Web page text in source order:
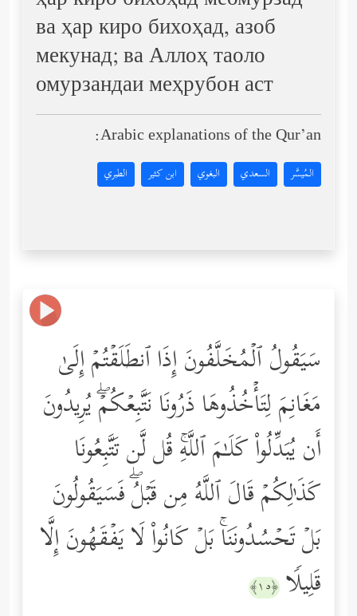
ва ҳар киро бихоҳад, азоб
мекунад; ва Аллоҳ таоло
омурзандаи меҳрубон аст
Arabic explanations of the Qur’an:
المُيسَّر السعدي البغوي ابن كثير الطبري
سَیَقُولُ ٱلۡمُخَلَّفُونَ إِذَا ٱنطَلَقۡتُمۡ إِلَىٰ
مَغَانِمَ لِتَأۡخُذُوهَا ذَرُونَا نَتَّبِعۡكُمۡۖ یُرِیدُونَ
أَن یُبَدِّلُواْ كَلَـٰمَ ٱللَّهِۚ قُل لَّن تَتَّبِعُونَا
كَذَ ٰ⁠لِكُمۡ قَالَ ٱللَّهُ مِن قَبۡلُۖ فَسَیَقُولُونَ
بَلۡ تَحۡسُدُونَنَاۚ بَلۡ كَانُواْ لَا یَفۡقَهُونَ إِلَّا
قَلِیلࣰا ﴿١٥﴾